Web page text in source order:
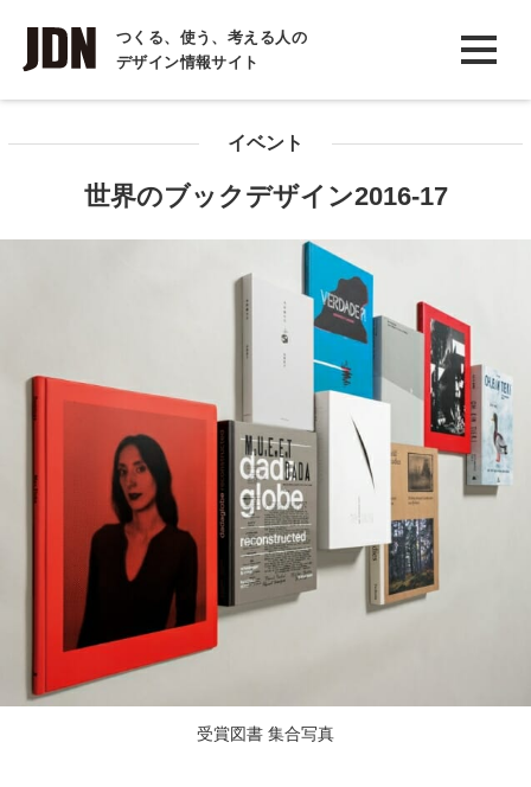
つくる、使う、考える人の
デザイン情報サイト
INTERVIEW
インタビュー
イベント
世界のブックデザイン2016-17
受賞図書 集合写真